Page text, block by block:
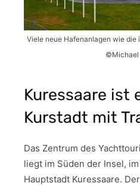
Viele neue Hafenanlagen wie die
©Michael
Kuressaare ist
Kurstadt mit
Das Zentrum des
liegt im Süden der Insel,
Hauptstadt Kuressaare.